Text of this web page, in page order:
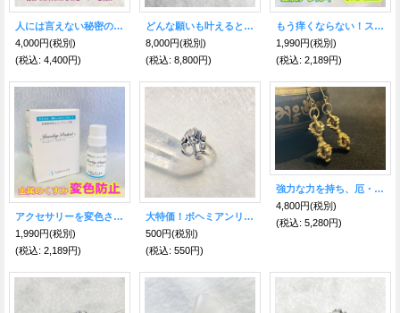
人には言えない秘密の恋が叶う魔術ピアス バホメット 略奪愛や不倫など複雑恋愛・秘密の関係に！
4,000円(税別)
(税込: 4,400円)
どんな願いも叶えるといわれる！男女兼用/サンタ・ムエルテ☆リング フリーサイズ
8,000円(税別)
(税込: 8,800円)
もう痒くならない！スウェットバリア☆金属アレルギー防止コーティング剤
1,990円(税別)
(税込: 2,189円)
アクセサリーを変色させない！ジュエリープロテクト☆変色防止コーティング剤
1,990円(税別)
(税込: 2,189円)
大特価！ボヘミアンリング GGG
500円(税別)
(税込: 550円)
強力な力を持ち、厄・災難を振り払う！最強のお守り 密教法具 バジュラ ピアス
4,800円(税別)
(税込: 5,280円)